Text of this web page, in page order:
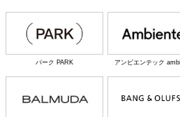
パーク PARK アンビエンテック